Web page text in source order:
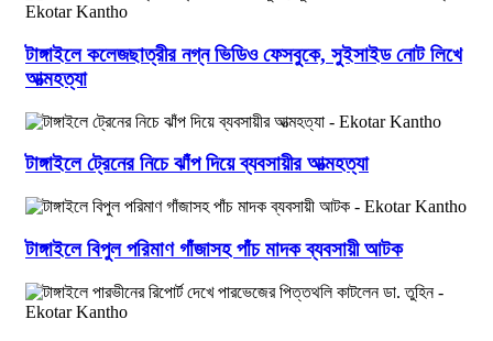
টাঙ্গাইলে কলেজছাত্রীর নগ্ন ভিডিও ফেসবুকে, সুইসাইড নোট লিখে
আত্মহত্যা
টাঙ্গাইলে ট্রেনের নিচে ঝাঁপ দিয়ে ব্যবসায়ীর আত্মহত্যা
টাঙ্গাইলে বিপুল পরিমাণ গাঁজাসহ পাঁচ মাদক ব্যবসায়ী আটক